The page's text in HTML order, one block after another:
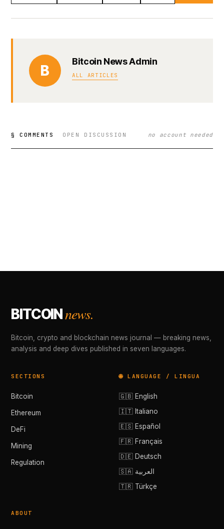
B
Bitcoin News Admin
ALL ARTICLES
§ COMMENTS OPEN DISCUSSION no account needed
BITCOINnews.
Bitcoin, crypto and blockchain news journal — breaking news,
analysis and deep dives published in seven languages.
SECTIONS
Bitcoin
Ethereum
DeFi
Mining
Regulation
🌐 LANGUAGE / LINGUA
🇬🇧 English
🇮🇹 Italiano
🇪🇸 Español
🇫🇷 Français
🇩🇪 Deutsch
🇸🇦 العربية
🇹🇷 Türkçe
ABOUT